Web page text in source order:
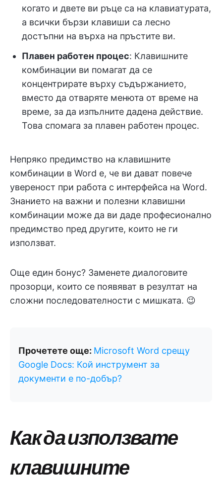
когато и двете ви ръце са на клавиатурата,
а всички бързи клавиши са лесно
достъпни на върха на пръстите ви.
Плавен работен процес: Клавишните
комбинации ви помагат да се
концентрирате върху съдържанието,
вместо да отваряте менюта от време на
време, за да изпълните дадена действие.
Това спомага за плавен работен процес.
Непряко предимство на клавишните
комбинации в Word е, че ви дават повече
увереност при работа с интерфейса на Word.
Знанието на важни и полезни клавишни
комбинации може да ви даде професионално
предимство пред другите, които не ги
използват.
Още един бонус? Заменете диалоговите
прозорци, които се появяват в резултат на
сложни последователности с мишката. 😉
Прочетете още: Microsoft Word срещу
Google Docs: Кой инструмент за
документи е по-добър?
Как да използвате
клавишните